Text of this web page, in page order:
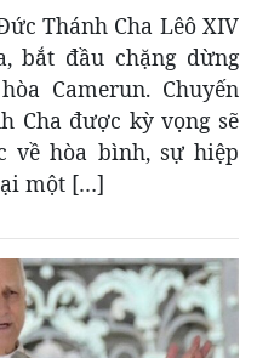
Thánh Cha Lêô XIV
bắt đầu chặng dừng
Camerun. Chuyến
Cha được kỳ vọng sẽ
về hòa bình, sự hiệp
một […]